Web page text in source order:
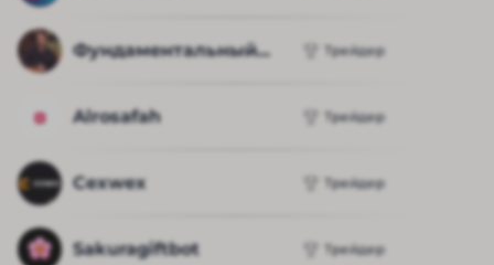
Фундаментальный... Трейдер
Alrosafah Трейдер
Cexwex Трейдер
Sakuragiftbot Трейдер